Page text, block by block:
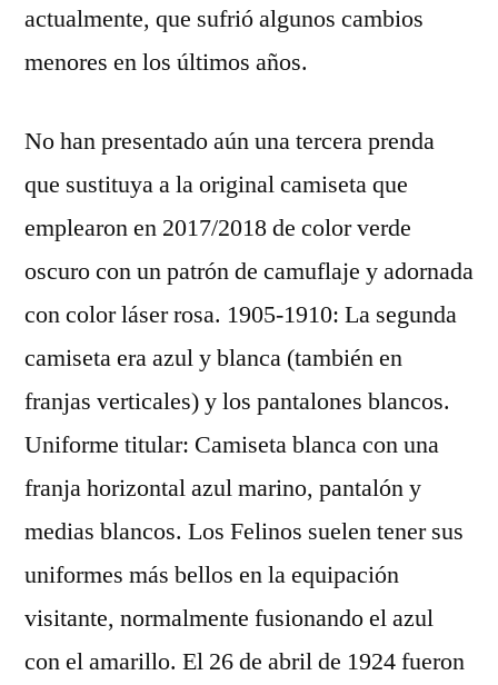
actualmente, que sufrió algunos cambios
menores en los últimos años.
No han presentado aún una tercera prenda
que sustituya a la original camiseta que
emplearon en 2017/2018 de color verde
oscuro con un patrón de camuflaje y adornada
con color láser rosa. 1905-1910: La segunda
camiseta era azul y blanca (también en
franjas verticales) y los pantalones blancos.
Uniforme titular: Camiseta blanca con una
franja horizontal azul marino, pantalón y
medias blancos. Los Felinos suelen tener sus
uniformes más bellos en la equipación
visitante, normalmente fusionando el azul
con el amarillo. El 26 de abril de 1924 fueron